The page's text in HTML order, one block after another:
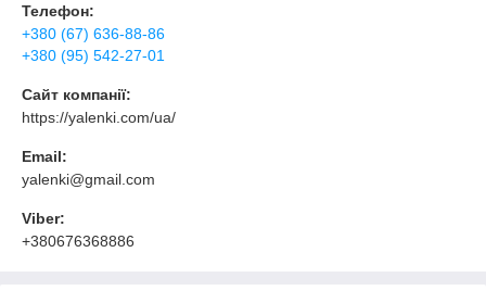
Телефон:
+380 (67) 636-88-86
+380 (95) 542-27-01
Сайт компанії:
https://yalenki.com/ua/
Email:
yalenki@gmail.com
Viber:
+380676368886